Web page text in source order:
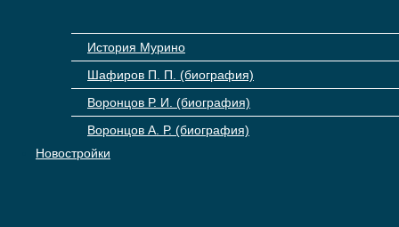
История Мурино
Шафиров П. П. (биография)
Воронцов Р. И. (биография)
Воронцов А. Р. (биография)
Новостройки